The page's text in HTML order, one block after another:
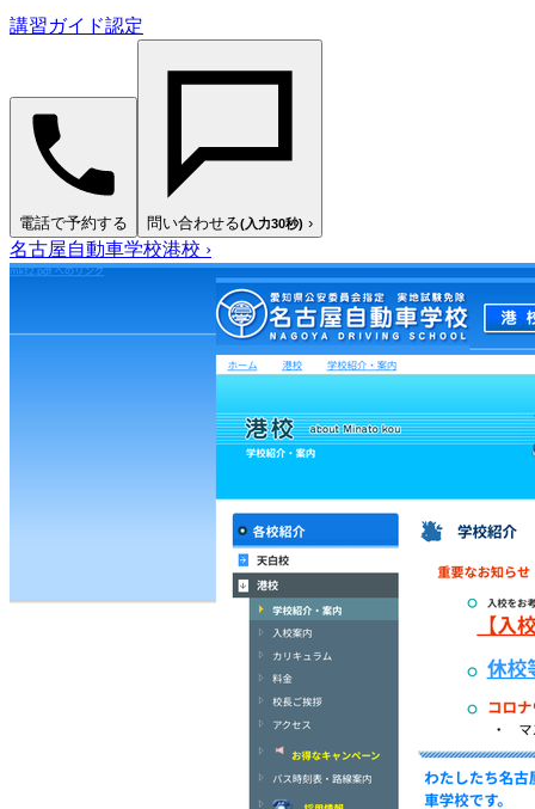
講習ガイド認定
電話で予約する 問い合わせる(入力30秒) ›
名古屋自動車学校港校 ›